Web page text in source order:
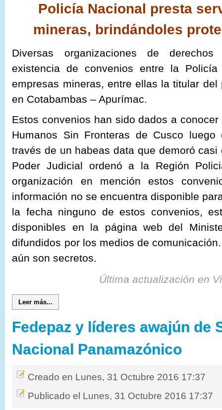
Policía Nacional presta
mineras, brindándoles
Diversas organizaciones de
existencia de convenios entre la
empresas mineras, entre ellas la titular
en Cotabambas – Apurímac.
Estos convenios han sido dados a
Humanos Sin Fronteras de Cusco
través de un habeas data que demoró
Poder Judicial ordenó a la Región
organización en mención estos
información no se encuentra disponible
la fecha ninguno de estos convenios,
disponibles en la página web del
difundidos por los medios de
aún son secretos.
Última actualización en
Leer más...
Fedepaz y líderes awajún de
Nacional Panamazónico
Creado en Lunes, 31 Octubre 2016 17:37
Publicado el Lunes, 31 Octubre 2016 17:37